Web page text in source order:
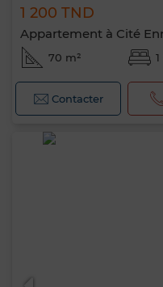
1 200 TND
Appartement à Cité
70 m²
Contacter